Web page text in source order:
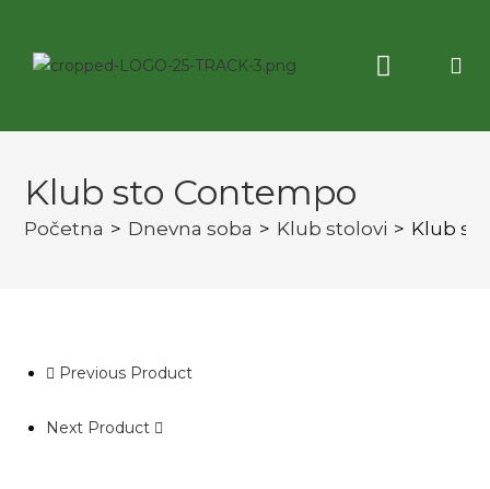
Klub sto Contempo
Početna > Dnevna soba > Klub stolovi > Klub
Previous Product
Next Product